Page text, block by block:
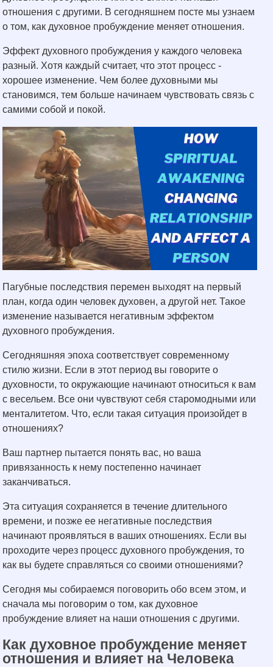
отношения с другими. В сегодняшнем посте мы узнаем
о том, как духовное пробуждение меняет отношения.
Эффект духовного пробуждения у каждого человека
разный. Хотя каждый считает, что этот процесс -
хорошее изменение. Чем более духовными мы
становимся, тем больше начинаем чувствовать связь с
самими собой и покой.
Пагубные последствия перемен выходят на первый
план, когда один человек духовен, а другой нет. Такое
изменение называется негативным эффектом
духовного пробуждения.
Сегодняшняя эпоха соответствует современному
стилю жизни. Если в этот период вы говорите о
духовности, то окружающие начинают относиться к вам
с весельем. Все они чувствуют себя старомодными или
менталитетом. Что, если такая ситуация произойдет в
отношениях?
Ваш партнер пытается понять вас, но ваша
привязанность к нему постепенно начинает
заканчиваться.
Эта ситуация сохраняется в течение длительного
времени, и позже ее негативные последствия
начинают проявляться в ваших отношениях. Если вы
проходите через процесс духовного пробуждения, то
как вы будете справляться со своими отношениями?
Сегодня мы собираемся поговорить обо всем этом, и
сначала мы поговорим о том, как духовное
пробуждение влияет на наши отношения с другими.
Как духовное пробуждение меняет
отношения и влияет на Человека